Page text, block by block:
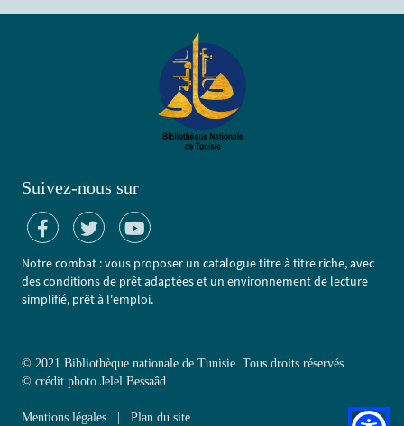
Suivez-nous sur
Notre combat : vous proposer un catalogue titre à titre riche, avec
des conditions de prêt adaptées et un environnement de lecture
simplifié, prêt à l'emploi.
© 2021 Bibliothèque nationale de Tunisie. Tous droits réservés.
© crédit photo Jelel Bessaâd
Mentions légales Plan du site